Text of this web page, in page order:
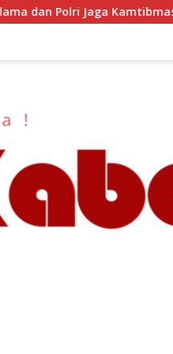
Khususnya Persoalan Sosial